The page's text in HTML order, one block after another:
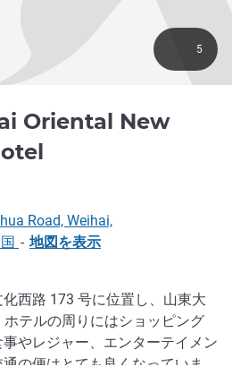
Oriental New
5
Road, Weihai,
- 地図を表示
西路 173 号に位置し、山東大
テルの周りにはショッピング
やレジャー、エンターテイメン
の便はとても良くなっていま